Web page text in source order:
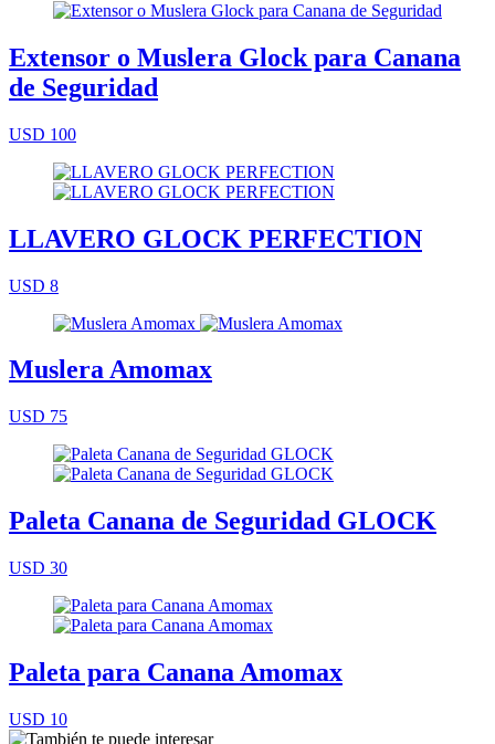
Extensor o Muslera Glock para Canana
de Seguridad
USD 100
LLAVERO GLOCK PERFECTION
USD 8
Muslera Amomax
USD 75
Paleta Canana de Seguridad GLOCK
USD 30
Paleta para Canana Amomax
USD 10